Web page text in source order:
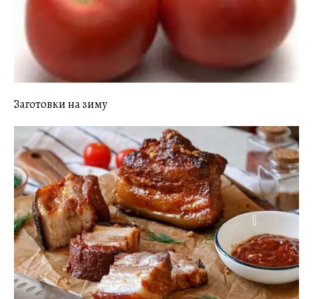
Заготовки на зиму